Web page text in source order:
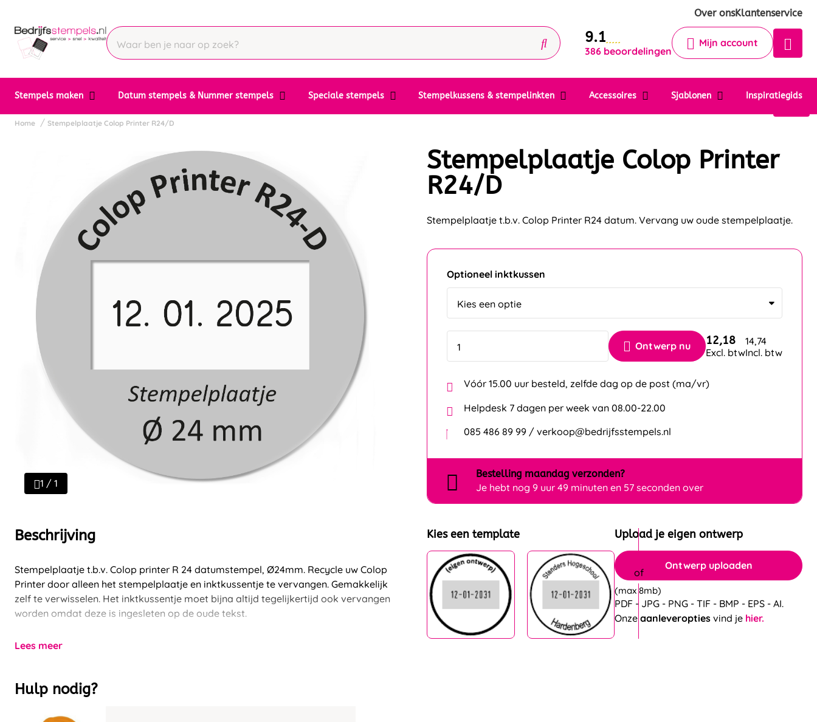
Over onsKlantenservice
9.1
386 beoordelingen
Mijn account
Stempels maken Datum stempels & Nummer stempels Speciale stempels Stempelkussens & stempelinkten Accessoires Sjablonen Inspiratiegids
Krijg een antwoord op uw vraag
Chat 24/7 met onze chatbot voor
Contact
Home Stempelplaatje Colop Printer R24/D
1 / 1
Beschrijving
Stempelplaatje t.b.v. Colop printer R 24 datumstempel, Ø24mm. Recycle uw Colop
Printer door alleen het stempelplaatje en inktkussentje te vervangen. Gemakkelijk
zelf te verwisselen. Het inktkussentje moet bijna altijd tegelijkertijd ook vervangen
worden omdat deze is ingesleten op de oude tekst.
Lees meer
Hulp nodig?
Stempelplaatje Colop Printer
R24/D
Stempelplaatje t.b.v. Colop Printer R24 datum. Vervang uw oude stempelplaatje.
Optioneel inktkussen
Ontwerp nu 12,18
Excl. btw
14,74
Incl. btw
Vóór 15.00 uur besteld, zelfde dag op de post (ma/vr)
Helpdesk 7 dagen per week van 08.00-22.00
085 486 89 99 / verkoop@bedrijfsstempels.nl
Bestelling maandag verzonden?
Je hebt nog 9 uur 49 minuten en 57 seconden over
Kies een template Upload je eigen ontwerp
Ontwerp uploaden
(max 8mb)
PDF - JPG - PNG - TIF - BMP - EPS - AI.
Onze aanleveropties vind je hier.